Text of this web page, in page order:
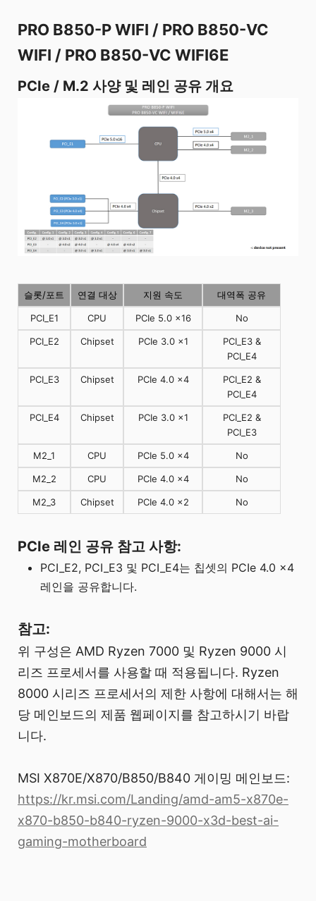
PRO B850-P WIFI / PRO B850-VC
WIFI / PRO B850-VC WIFI6E
PCIe / M.2 사양 및 레인 공유 개요
슬롯/포트 연결 대상 지원 속도 대역폭 공유
PCI_E1 CPU PCIe 5.0 x16 No
PCI_E2 Chipset PCIe 3.0 x1
PCI_E3 &
PCI_E4
PCI_E3 Chipset PCIe 4.0 x4
PCI_E2 &
PCI_E4
PCI_E4 Chipset PCIe 3.0 x1
PCI_E2 &
PCI_E3
M2_1 CPU PCIe 5.0 x4 No
M2_2 CPU PCIe 4.0 x4 No
M2_3 Chipset PCIe 4.0 x2 No
PCIe 레인 공유 참고 사항:
PCI_E2, PCI_E3 및 PCI_E4는 칩셋의 PCIe 4.0 x4
레인을 공유합니다.
참고:
위 구성은 AMD Ryzen 7000 및 Ryzen 9000 시
리즈 프로세서를 사용할 때 적용됩니다. Ryzen
8000 시리즈 프로세서의 제한 사항에 대해서는 해
당 메인보드의 제품 웹페이지를 참고하시기 바랍
니다.
MSI X870E/X870/B850/B840 게이밍 메인보드:
https://kr.msi.com/Landing/amd-am5-x870e-
x870-b850-b840-ryzen-9000-x3d-best-ai-
gaming-motherboard